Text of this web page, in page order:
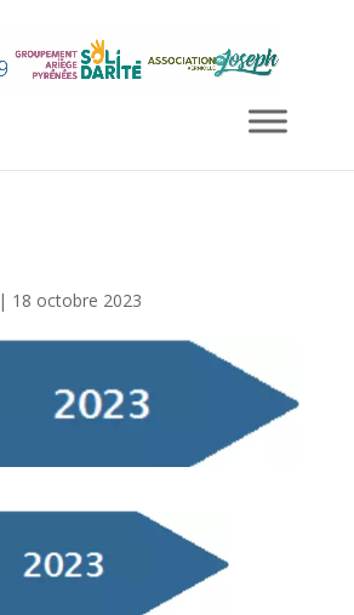
| 18 octobre 2023